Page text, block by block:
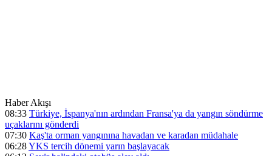
Haber Akışı
08:33 Türkiye, İspanya'nın ardından Fransa'ya da yangın söndürme
uçaklarını gönderdi
07:30 Kaş'ta orman yangınına havadan ve karadan müdahale
06:28YKS tercih dönemi yarın başlayacak